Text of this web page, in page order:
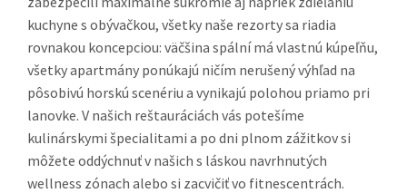
kuchyne s obývačkou, všetky naše rezorty sa riadia
rovnakou koncepciou: väčšina spální má vlastnú kúpeľňu,
všetky apartmány ponúkajú ničím nerušený výhľad na
pôsobivú horskú scenériu a vynikajú polohou priamo pri
lanovke. V našich reštauráciách vás potešíme
kulinárskymi špecialitami a po dni plnom zážitkov si
môžete oddýchnuť v našich s láskou navrhnutých
wellness zónach alebo si zacvičiť vo fitnescentrách.